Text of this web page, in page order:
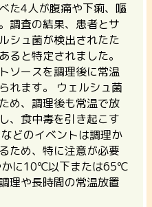
た4人が腹痛や下痢、嘔
調査の結果、 患者とサ
シュ菌が検出されたた
ると特定されました。
ソースを調理後に常温
れます。 ウェルシュ菌
め、調理後も常温で放
、食中毒を引き起こす
どのイベントは調理か
ため、特に注意が必要
かに10℃以下または65℃
理や長時間の常温放置